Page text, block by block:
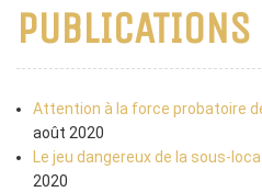
Attention à la force probatoire
août 2020
Le jeu dangereux de la sous-
2020